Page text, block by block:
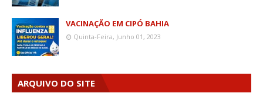
VACINAÇÃO EM CIPÓ BAHIA
Quinta-Feira, Junho 01, 2023
ARQUIVO DO SITE